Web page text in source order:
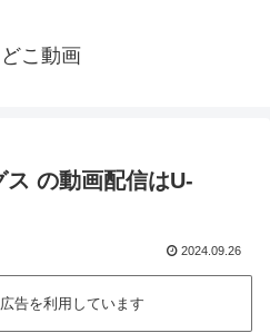
こ動画
の動画配信はU-
2024.09.26
告を利用しています